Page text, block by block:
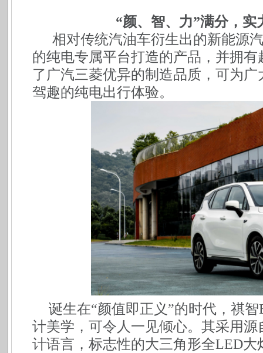
“颜、智、力”满分，实
相对传统汽油车衍生出的新能源
的纯电专属平台打造的产品，并拥
了广汽三菱优异的制造品质，可为
驾趣的纯电出行体验。
诞生在“颜值即正义”的时代，祺
计美学，可令人一见倾心。其采用源
计语言，标志性的大三角形全LED